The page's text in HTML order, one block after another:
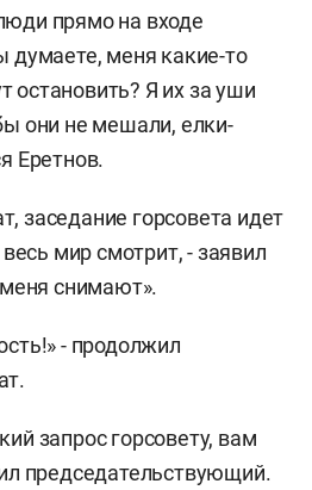
прямо на входе
думаете, меня какие-то
Я их за уши
они не мешали, елки-
Еретнов.
заседание горсовета идет
мир смотрит, - заявил
снимают».
- продолжил
запрос горсовету, вам
председательствующий.